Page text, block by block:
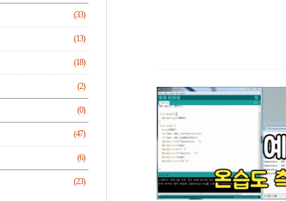
(33)
(13)
(18)
(2)
(0)
(47)
(6)
(23)